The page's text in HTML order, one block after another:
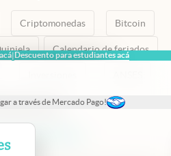
|Descuento para estudiantes acá
a través de Mercado Pago!
Criptomonedas Bitcoin
Calendario de feriados
en nueva pestaña
abre en nueva pestaña
abre en nueva pestaña
abre en nueva pestaña
abre en nueva pestaña